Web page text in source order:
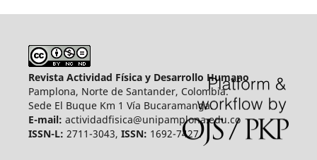
Revista Actividad Física y Desarrollo Humano
Pamplona, Norte de Santander, Colombia.
Sede El Buque Km 1 Vía Bucaramanga.
E-mail: actividadfisica@unipamplona.edu.co
ISSN-L: 2711-3043, ISSN: 1692-7427.